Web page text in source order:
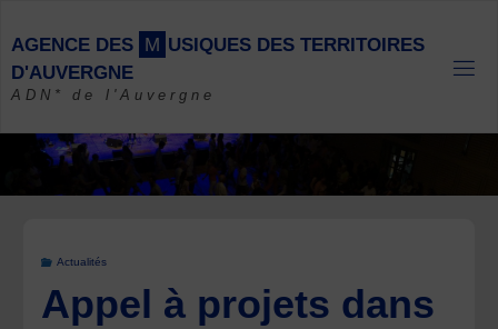
content
AGENCE DES M USIQUES DES TERRITOIRES
D'AUVERGNE
ADN* de l'Auvergne
Actualités
Appel à projets dans